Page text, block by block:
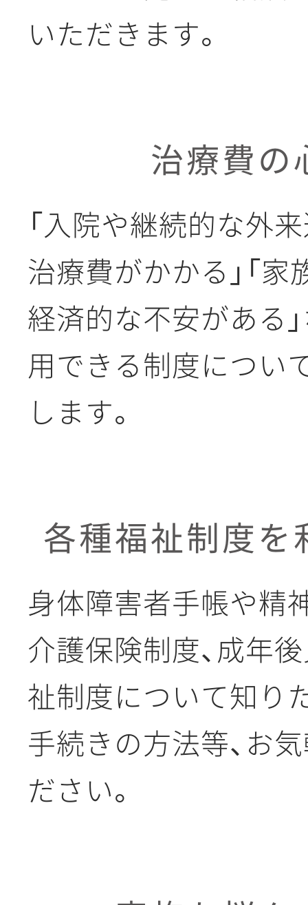
いただきます。
治療費の
「入院や継続的な外
治療費がかかる」「
経済的な不安がある
用できる制度につい
します。
各種福祉制度を
身体障害者手帳や精
介護保険制度、成年
祉制度について知り
手続きの方法等、お
ださい。